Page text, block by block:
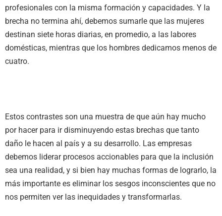
profesionales con la misma formación y capacidades. Y la
brecha no termina ahí, debemos sumarle que las mujeres
destinan siete horas diarias, en promedio, a las labores
domésticas, mientras que los hombres dedicamos menos de
cuatro.
Estos contrastes son una muestra de que aún hay mucho
por hacer para ir disminuyendo estas brechas que tanto
daño le hacen al país y a su desarrollo. Las empresas
debemos liderar procesos accionables para que la inclusión
sea una realidad, y si bien hay muchas formas de lograrlo, la
más importante es eliminar los sesgos inconscientes que no
nos permiten ver las inequidades y transformarlas.